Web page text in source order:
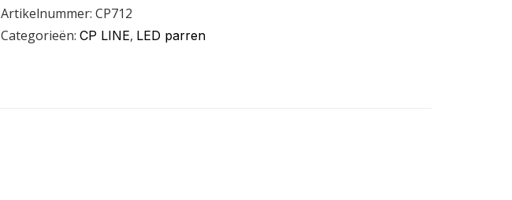
Artikelnummer: CP712
Categorieën: CP LINE, LED parren